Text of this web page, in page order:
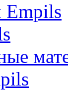
Empils